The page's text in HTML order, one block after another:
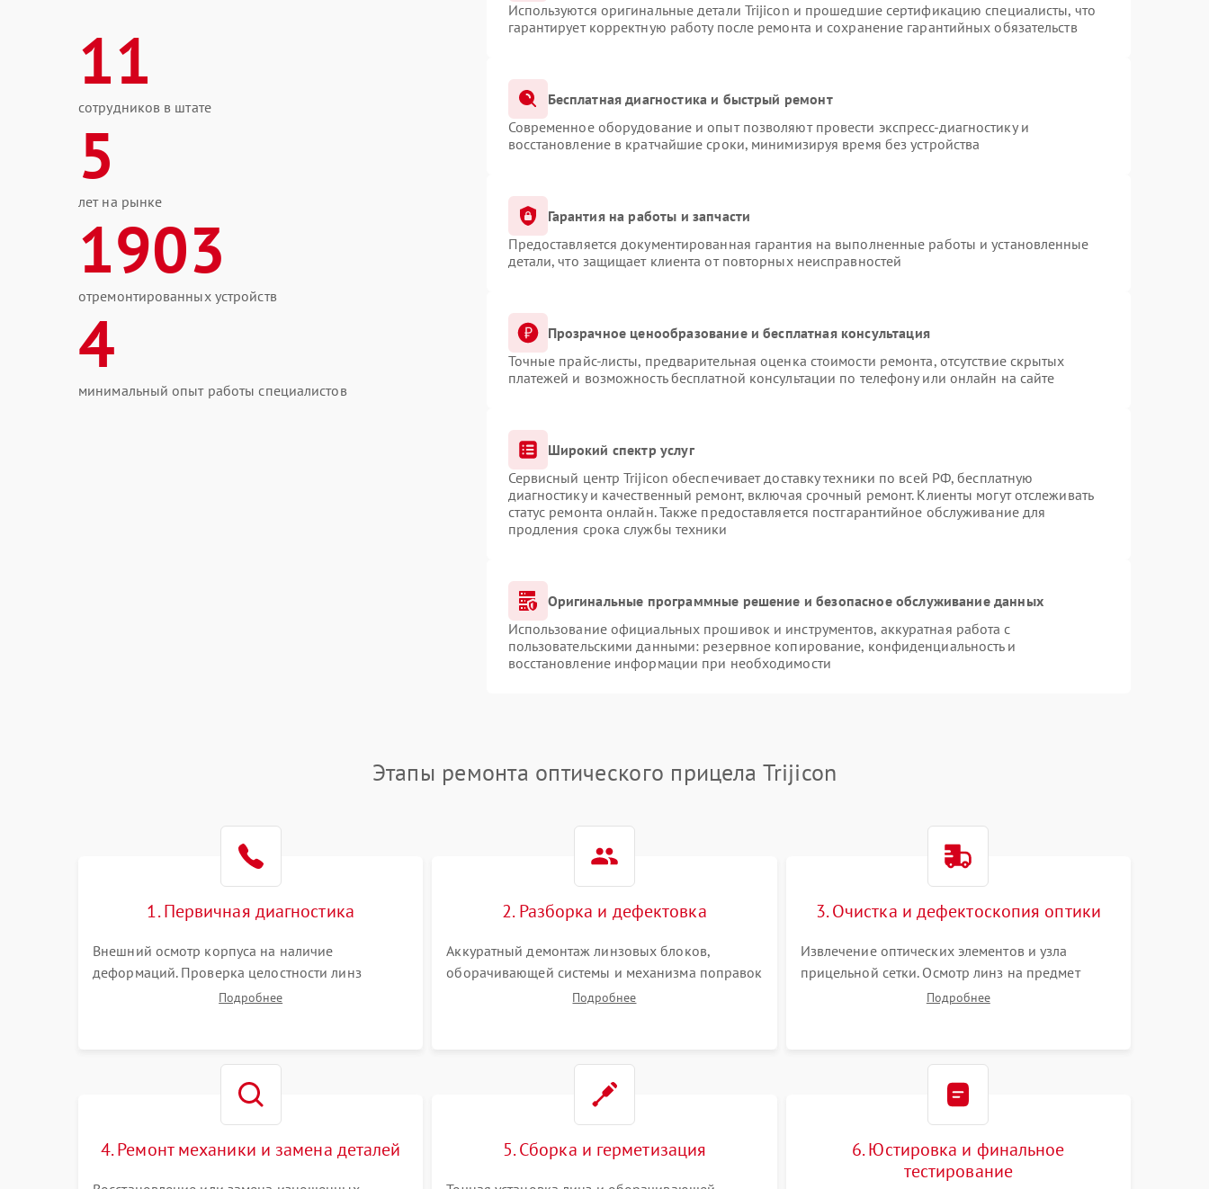
11
сотрудников в штате
5
лет на рынке
1903
отремонтированных устройств
4
минимальный опыт работы специалистов
Используются оригинальные детали Trijicon и прошедшие сертификацию специалисты, что
гарантирует корректную работу после ремонта и сохранение гарантийных обязательств
Бесплатная диагностика и быстрый ремонт
Современное оборудование и опыт позволяют провести экспресс-диагностику и
восстановление в кратчайшие сроки, минимизируя время без устройства
Гарантия на работы и запчасти
Предоставляется документированная гарантия на выполненные работы и установленные
детали, что защищает клиента от повторных неисправностей
Прозрачное ценообразование и бесплатная консультация
Точные прайс-листы, предварительная оценка стоимости ремонта, отсутствие скрытых
платежей и возможность бесплатной консультации по телефону или онлайн на сайте
Широкий спектр услуг
Сервисный центр Trijicon обеспечивает доставку техники по всей РФ, бесплатную
диагностику и качественный ремонт, включая срочный ремонт. Клиенты могут отслеживать
статус ремонта онлайн. Также предоставляется постгарантийное обслуживание для
продления срока службы техники
Оригинальные программные решение и безопасное обслуживание данных
Использование официальных прошивок и инструментов, аккуратная работа с
пользовательскими данными: резервное копирование, конфиденциальность и
восстановление информации при необходимости
Этапы ремонта оптического прицела Trijicon
1. Первичная диагностика
Внешний осмотр корпуса на наличие
деформаций. Проверка целостности линз
объектива и окуляра. Тестирование работы
Подробнее
2. Разборка и дефектовка
Аккуратный демонтаж линзовых блоков,
оборачивающей системы и механизма поправок
спецключами. Осмотр внутренних резьбовых
Подробнее
3. Очистка и дефектоскопия оптики
Извлечение оптических элементов и узла
прицельной сетки. Осмотр линз на предмет
повреждения просветляющего покрытия или
Подробнее
4. Ремонт механики и замена деталей 5. Сборка и герметизация
6. Юстировка и финальное
тестирование